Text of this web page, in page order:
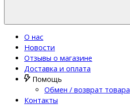
О нас
Новости
Отзывы о магазине
Доставка и оплата
Помощь
Обмен / возврат товара
Контакты